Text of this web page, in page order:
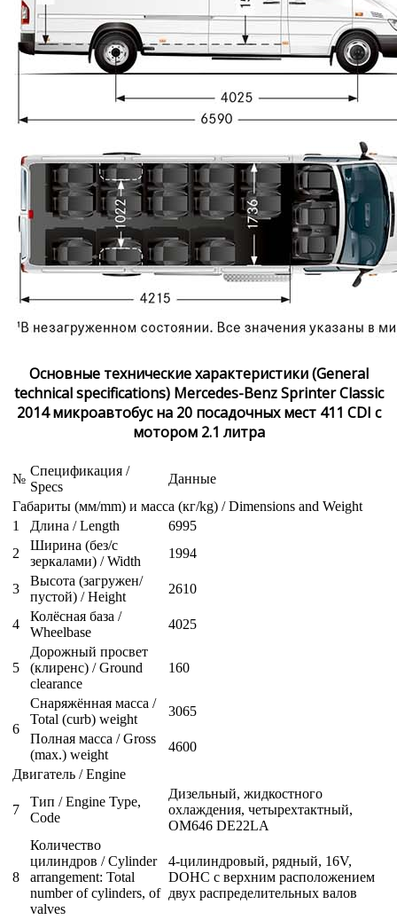
Основные технические характеристики (General
technical specifications) Mercedes-Benz Sprinter Classic
2014 микроавтобус на 20 посадочных мест 411 CDI с
мотором 2.1 литра
№
Спецификация /
Specs
Данные
Габариты (мм/mm) и масса (кг/kg) / Dimensions and Weight
1
Длина / Length
6995
2
Ширина (без/с
зеркалами) / Width
1994
3
Высота (загружен/
пустой) / Height
2610
4
Колёсная база /
Wheelbase
4025
5
Дорожный просвет
(клиренс) / Ground
clearance
160
6
Снаряжённая масса /
Total (curb) weight
3065
Полная масса / Gross
(max.) weight
4600
Двигатель / Engine
7
Тип / Engine Type,
Code
Дизельный, жидкостного
охлаждения, четырехтактный,
OM646 DE22LA
8
Количество
цилиндров / Cylinder
arrangement: Total
number of cylinders, of
valves
4-цилиндровый, рядный, 16V,
DOHC с верхним расположением
двух распределительных валов